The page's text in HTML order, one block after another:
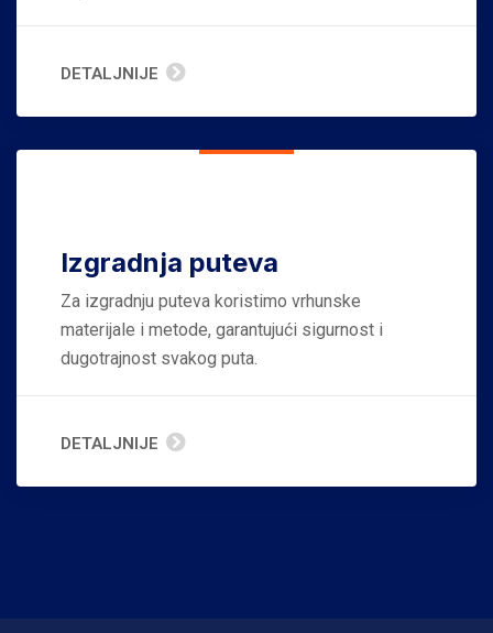
DETALJNIJE
Izgradnja puteva
Za izgradnju puteva koristimo vrhunske
materijale i metode, garantujući sigurnost i
dugotrajnost svakog puta.
DETALJNIJE